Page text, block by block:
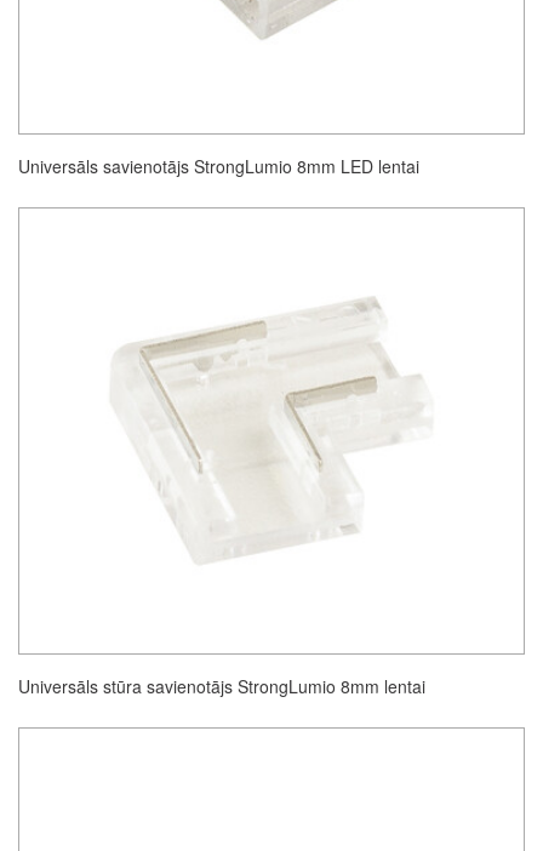
Universāls savienotājs StrongLumio 8mm LED lentai
Universāls stūra savienotājs StrongLumio 8mm lentai